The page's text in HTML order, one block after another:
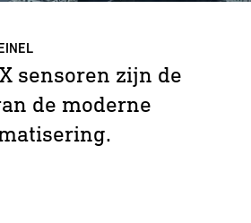
sensoren zijn de
de moderne